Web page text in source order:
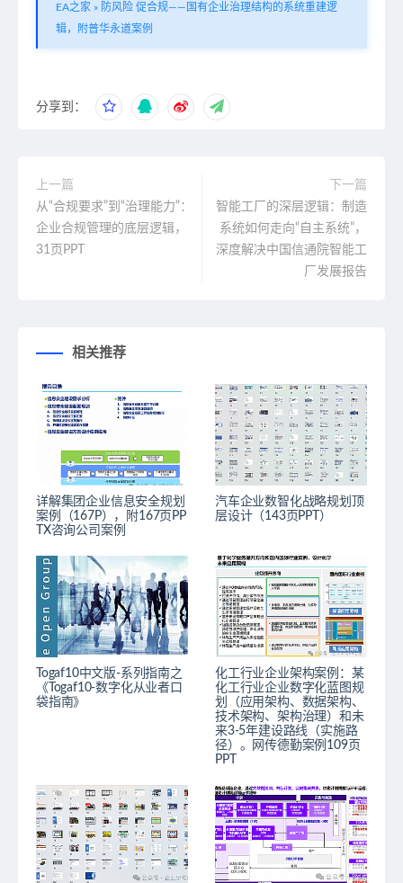
EA之家 » 防风险 促合规——国有企业治理结构的系统重建逻
辑，附普华永道案例
分享到：
上一篇
从“合规要求”到“治理能力”：
企业合规管理的底层逻辑，
31页PPT
下一篇
智能工厂的深层逻辑：制造
系统如何走向“自主系统”，
深度解决中国信通院智能工
厂发展报告
相关推荐
详解集团企业信息安全规划
案例（167P），附167页PP
TX咨询公司案例
汽车企业数智化战略规划顶
层设计（143页PPT）
Togaf10中文版-系列指南之
《Togaf10-数字化从业者口
袋指南》
化工行业企业架构案例：某
化工行业企业数字化蓝图规
划（应用架构、数据架构、
技术架构、架构治理）和未
来3-5年建设路线（实施路
径）。网传德勤案例109页
PPT